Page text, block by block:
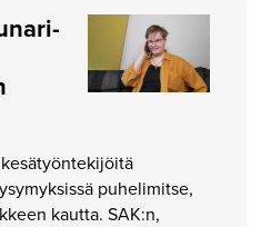
puhelimitse,
kautta. SAK:n,